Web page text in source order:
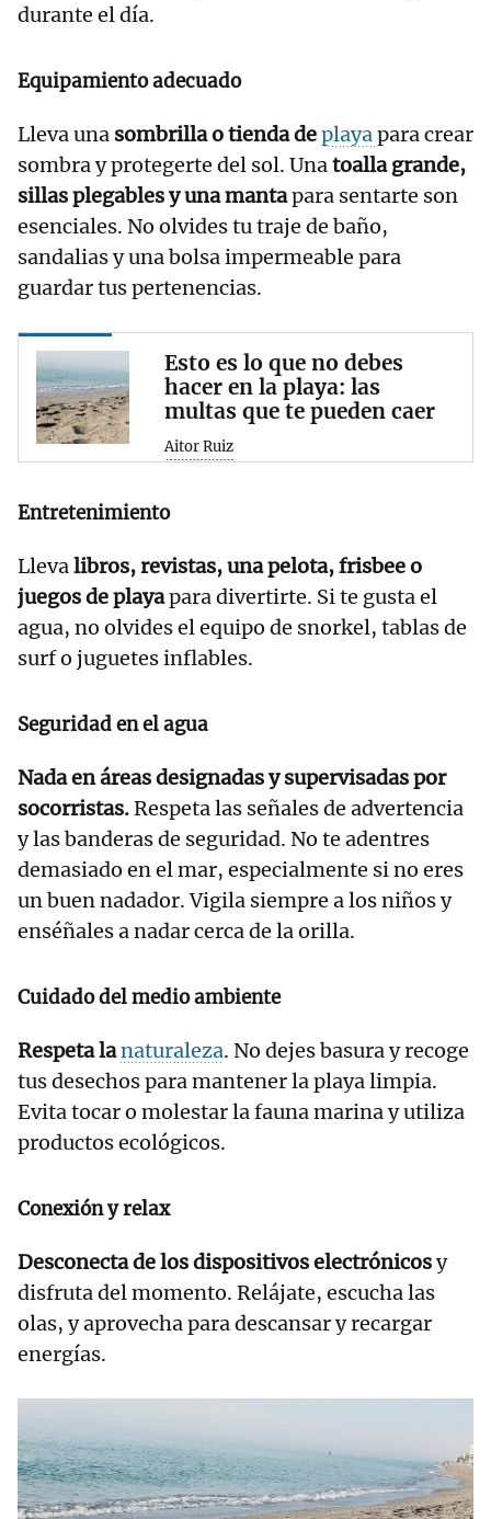
durante el día.
Equipamiento adecuado
Lleva una sombrilla o tienda deplayapara crear
sombra y protegerte del sol. Unatoalla grande,
sillas plegables y una mantapara sentarte son
esenciales. No olvides tu traje de baño,
sandalias y una bolsa impermeable para
guardar tus pertenencias.
Esto es lo que no debes
hacer en la playa: las
multas que te pueden caer
Aitor Ruiz
Entretenimiento
Llevalibros, revistas, una pelota, frisbee o
juegos de playapara divertirte. Si te gusta el
agua, no olvides el equipo de snorkel, tablas de
surf o juguetes inflables.
Seguridad en el agua
Nada en áreas designadas y supervisadas por
socorristas.Respeta las señales de advertencia
y las banderas de seguridad. No te adentres
demasiado en el mar, especialmente si no eres
un buen nadador. Vigila siempre a los niños y
enséñales a nadar cerca de la orilla.
Cuidado del medio ambiente
Respeta lanaturaleza. No dejes basura y recoge
tus desechos para mantener la playa limpia.
Evita tocar o molestar la fauna marina y utiliza
productos ecológicos.
Conexión y relax
Desconecta de los dispositivos electrónicosy
disfruta del momento. Relájate, escucha las
olas, y aprovecha para descansar y recargar
energías.